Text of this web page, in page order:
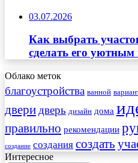
03.07.2026
Как выбрать
сделать его
Облако меток
благоустройства ванной
двери дверь дизайн дома
правильно рекомендации
создание создания создать
Интересное